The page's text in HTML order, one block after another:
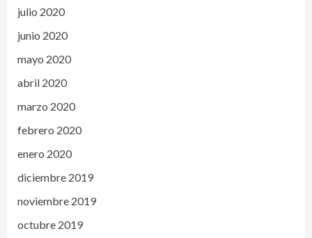
julio 2020
junio 2020
mayo 2020
abril 2020
marzo 2020
febrero 2020
enero 2020
diciembre 2019
noviembre 2019
octubre 2019